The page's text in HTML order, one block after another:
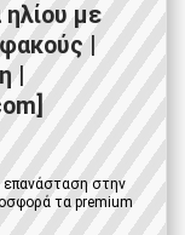
ηλίου με
|
|
επανάσταση στην
τα premium